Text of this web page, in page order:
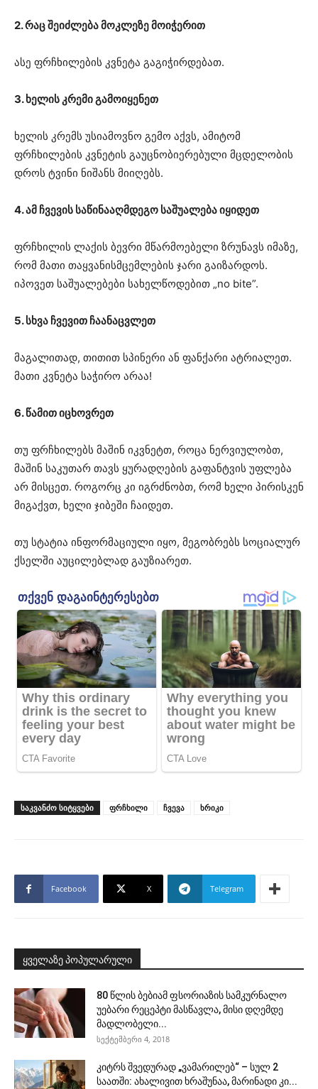
2. რაც შეიძლება მოკლეზე მოიჭერით
ასე ფრჩხილების კვნეტა გაგიჭირდებათ.
3. ხელის კრემი გამოიყენეთ
ხელის კრემს უსიამოვნო გემო აქვს, ამიტომ
ფრჩხილების კვნეტის გაუცნობიერებული მცდელობის
დროს ტვინი ნიშანს მიიღებს.
4. ამ ჩვევის საწინააღმდეგო საშუალება იყიდეთ
ფრჩხილის ლაქის ბევრი მწარმოებელი ზრუნავს იმაზე,
რომ მათი თაყვანისმცემლების ჯარი გაიზარდოს.
იპოვეთ საშუალებები სახელწოდებით „no bite”.
5. სხვა ჩვევით ჩაანაცვლეთ
მაგალითად, თითით სპინერი ან ფანქარი ატრიალეთ.
მათი კვნეტა საჭირო არაა!
6. წამით იცხოვრეთ
თუ ფრჩხილებს მაშინ იკვნეტთ, როცა ნერვიულობთ,
მაშინ საკუთარ თავს ყურადღების გაფანტვის უფლება
არ მისცეთ. როგორც კი იგრძნობთ, რომ ხელი პირისკენ
მიგაქვთ, ხელი ჯიბეში ჩაიდეთ.
თუ სტატია ინფორმაციული იყო, მეგობრებს სოციალურ
ქსელში აუცილებლად გაუზიარეთ.
ᲡᲐᲙᲕᲐᲜᲫᲝ ᲡᲘᲢᲧᲕᲔᲑᲘ ფრჩხილი ჩვევა ხრიკი
Facebook X Telegram
ყველაზე პოპულარული
80 წლის ბებიამ ფსორიაზის სამკურნალო
უებარი რეცეპტი მასწავლა, მისი დღემდე
მადლობელი...
სექტემბერი 4, 2018
კიტრს შვედურად „ვამარილებ“ – სულ 2
საათში: ახალივით ხრაშუნაა, მარინადი კი...